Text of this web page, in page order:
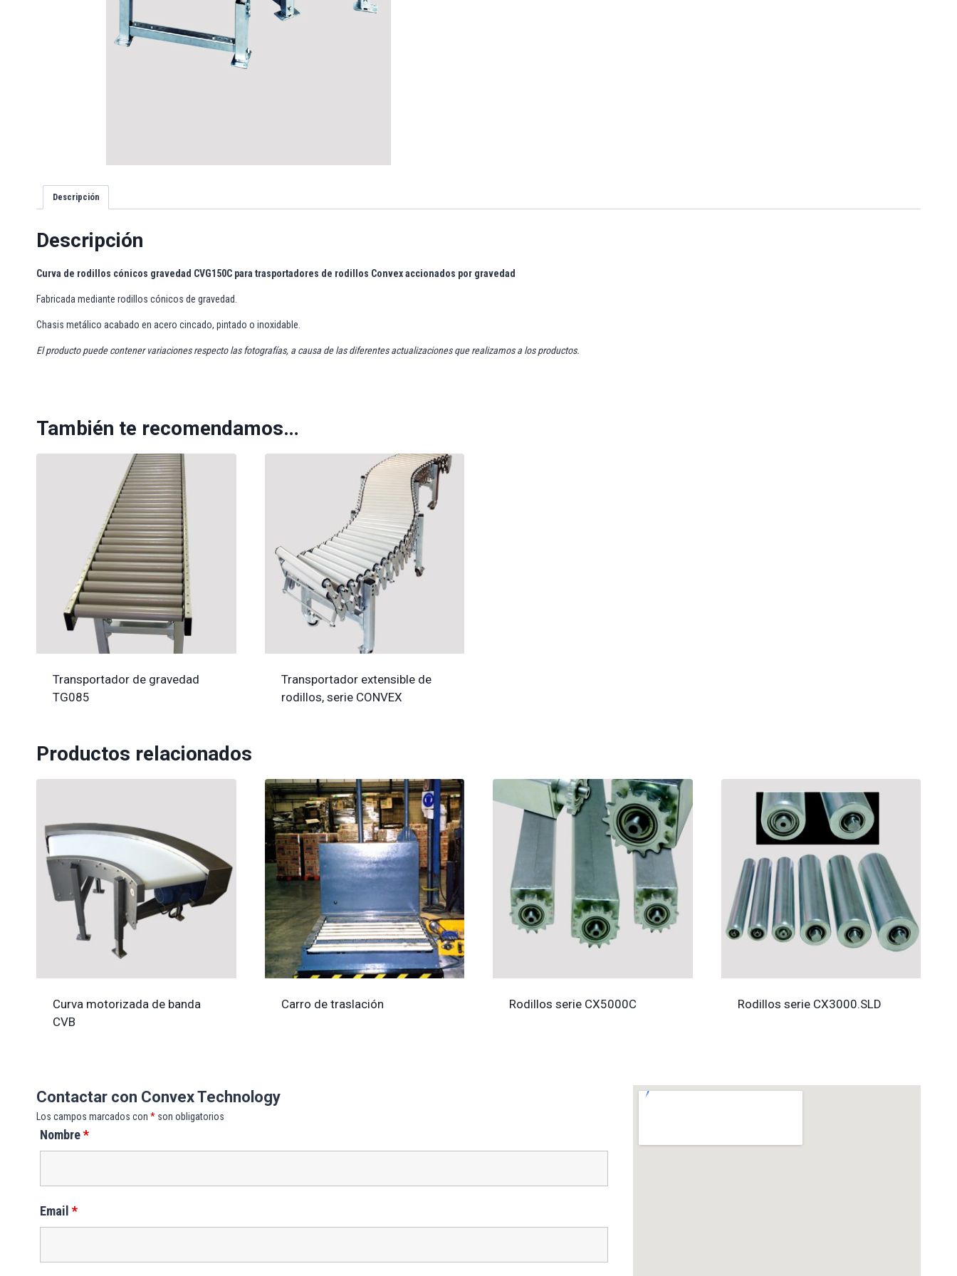
Descripción
Descripción
Curva de rodillos cónicos gravedad CVG150C para trasportadores de rodillos Convexaccionados por gravedad
Fabricada mediante rodillos cónicos de gravedad.
Chasis metálico acabado en acero cincado, pintado o inoxidable.
El producto puede contener variaciones respecto las fotografías, a causa de las diferentes actualizaciones que realizamos a los productos.
También te recomendamos…
Transportador de gravedad
TG085
Transportador extensible de
rodillos, serie CONVEX
Productos relacionados
Curva motorizada de banda
CVB
Carro de traslación Rodillos serie CX5000C Rodillos serie CX3000.SLD
Contactar con Convex Technology
Los campos marcados con * son obligatorios
Nombre*
Email *